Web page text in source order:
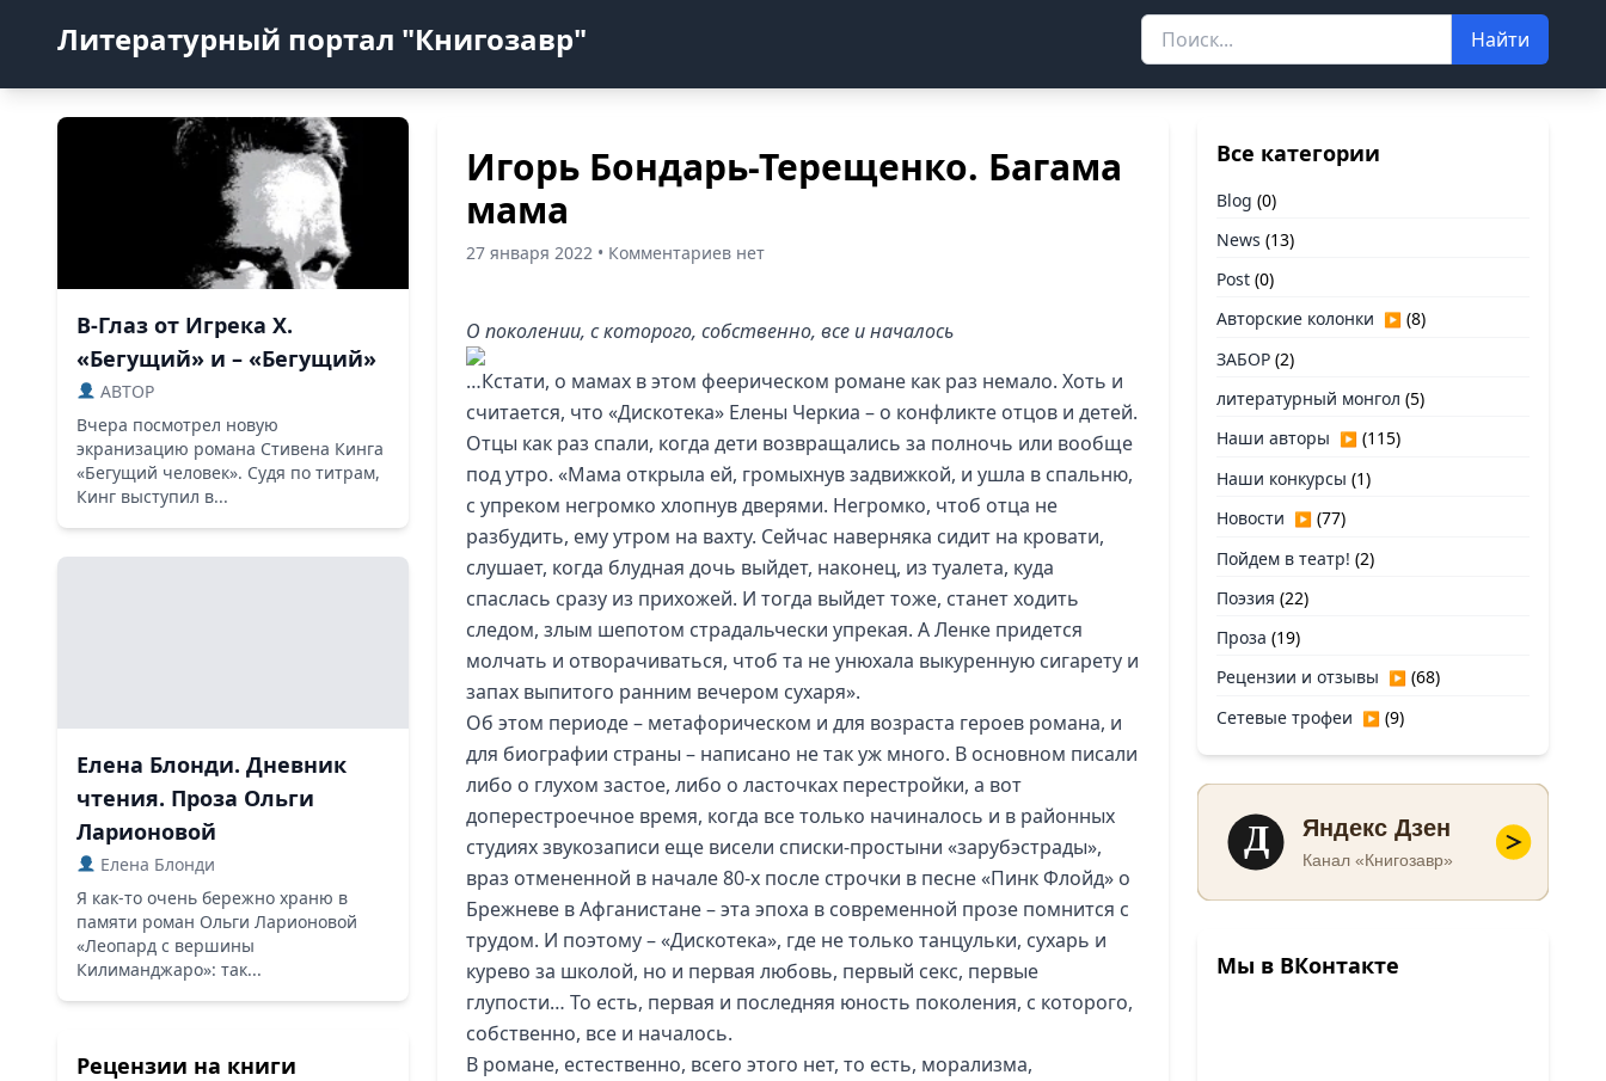
Литературный портал "Книгозавр" Найти
В-Глаз от Игрека Х.
«Бегущий» и – «Бегущий»
ABTOP
Вчера посмотрел новую
экранизацию романа Стивена Кинга
«Бегущий человек». Судя по титрам,
Кинг выступил в...
Елена Блонди. Дневник
чтения. Проза Ольги
Ларионовой
Елена Блонди
Я как-то очень бережно храню в
памяти роман Ольги Ларионовой
«Леопард с вершины
Килиманджаро»: так...
Рецензии на книги
Игорь Бондарь-Терещенко. Багама
мама
27 января 2022 • Комментариев нет
О поколении, с которого, собственно, все и началось
…Кстати, о мамах в этом феерическом романе как раз немало. Хоть и
считается, что «Дискотека» Елены Черкиа – о конфликте отцов и детей.
Отцы как раз спали, когда дети возвращались за полночь или вообще
под утро. «Мама открыла ей, громыхнув задвижкой, и ушла в спальню,
с упреком негромко хлопнув дверями. Негромко, чтоб отца не
разбудить, ему утром на вахту. Сейчас наверняка сидит на кровати,
слушает, когда блудная дочь выйдет, наконец, из туалета, куда
спаслась сразу из прихожей. И тогда выйдет тоже, станет ходить
следом, злым шепотом страдальчески упрекая. А Ленке придется
молчать и отворачиваться, чтоб та не унюхала выкуренную сигарету и
запах выпитого ранним вечером сухаря».
Об этом периоде – метафорическом и для возраста героев романа, и
для биографии страны – написано не так уж много. В основном писали
либо о глухом застое, либо о ласточках перестройки, а вот
доперестроечное время, когда все только начиналось и в районных
студиях звукозаписи еще висели списки-простыни «зарубэстрады»,
враз отмененной в начале 80-х после строчки в песне «Пинк Флойд» о
Брежневе в Афганистане – эта эпоха в современной прозе помнится с
трудом. И поэтому – «Дискотека», где не только танцульки, сухарь и
курево за школой, но и первая любовь, первый секс, первые
глупости… То есть, первая и последняя юность поколения, с которого,
собственно, все и началось.
В романе, естественно, всего этого нет, то есть, морализма,
Все категории
Blog (0)
News (13)
Post (0)
Авторские колонки ▶ (8)
ЗАБОР (2)
литературный монгол (5)
Наши авторы ▶ (115)
Наши конкурсы (1)
Новости ▶ (77)
Пойдем в театр! (2)
Поэзия (22)
Проза (19)
Рецензии и отзывы ▶ (68)
Сетевые трофеи ▶ (9)
Д Яндекс Дзен
Канал «Книгозавр»
Мы в ВКонтакте